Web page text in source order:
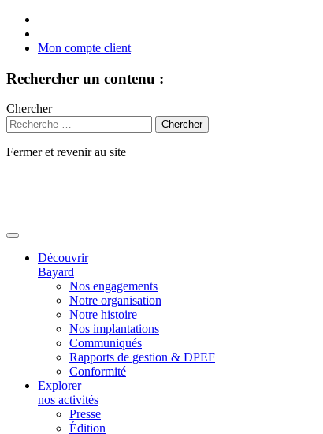
Mon compte client
Rechercher un contenu :
Chercher
Fermer et revenir au site
Découvrir
Bayard
Nos engagements
Notre organisation
Notre histoire
Nos implantations
Communiqués
Rapports de gestion & DPEF
Conformité
Explorer
nos activités
Presse
Édition